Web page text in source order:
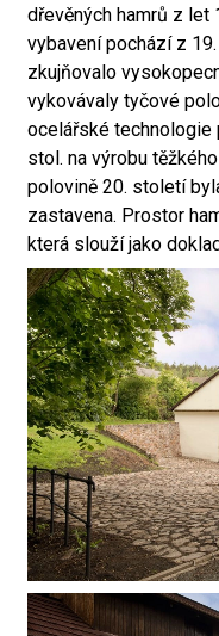
dřevěných hamrů z let
vybavení pochází z
zkujňovalo
vykovávaly tyčové
ocelářské technologie
stol. na výrobu
polovině 20. století
zastavena. Prostor
která slouží jako